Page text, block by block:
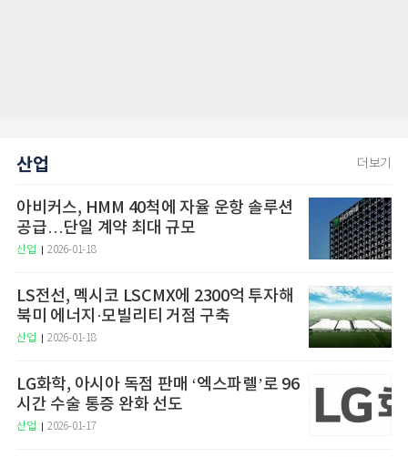
산업 더보기
아비커스, HMM 40척에 자율 운항 솔루션
공급…단일 계약 최대 규모
산업 2026-01-18
LS전선, 멕시코 LSCMX에 2300억 투자해
북미 에너지·모빌리티 거점 구축
산업 2026-01-18
LG화학, 아시아 독점 판매 ‘엑스파렐’로 96
시간 수술 통증 완화 선도
산업 2026-01-17